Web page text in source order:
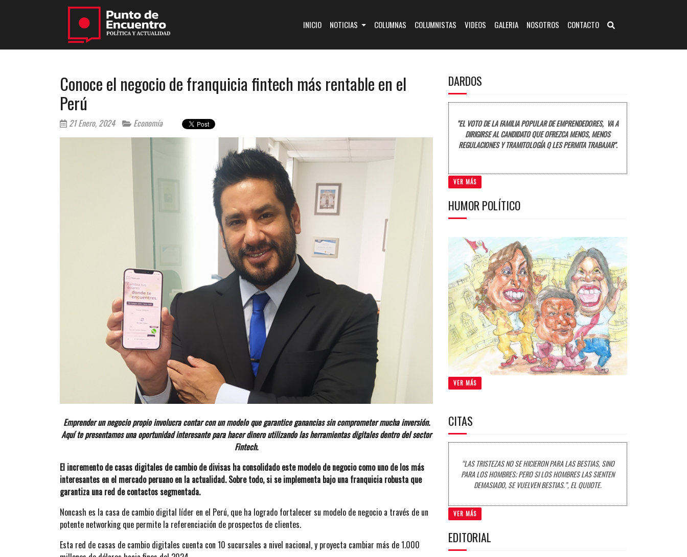
INICIO(CURRENT)
NOTICIAS COLUMNAS COLUMNISTAS VIDEOS GALERIA NOSOTROS CONTACTO
Conoce el negocio de franquicia fintech más rentable en el
Perú
21 Enero, 2024 Economía
Emprender un negocio propio involucra contar con un modelo que garantice ganancias sin comprometer mucha inversión.
Aquí te presentamos una oportunidad interesante para hacer dinero utilizando las herramientas digitales dentro del sector
Fintech.
El incremento de casas digitales de cambio de divisas ha consolidado este modelo de negocio como uno de los más
interesantes en el mercado peruano en la actualidad. Sobre todo, si se implementa bajo una franquicia robusta que
garantiza una red de contactos segmentada.
Noncash es la casa de cambio digital líder en el Perú, que ha logrado fortalecer su modelo de negocio a través de un
potente networking que permite la referenciación de prospectos de clientes.
Esta red de casas de cambio digitales cuenta con 10 sucursales a nivel nacional, y proyecta cambiar más de 1.000
DARDOS
"EL VOTO DE LA FAMILIA POPULAR DE EMPRENDEDORES, VA A
DIRIGIRSE AL CANDIDATO QUE OFREZCA MENOS, MENOS
REGULACIONES Y TRAMITOLOGÍA Q LES PERMITA TRABAJAR".
VER MÁS
HUMOR POLÍTICO
VER MÁS
CITAS
“LAS TRISTEZAS NO SE HICIERON PARA LAS BESTIAS, SINO
PARA LOS HOMBRES; PERO SI LOS HOMBRES LAS SIENTEN
DEMASIADO, SE VUELVEN BESTIAS.”, EL QUIJOTE.
VER MÁS
EDITORIAL